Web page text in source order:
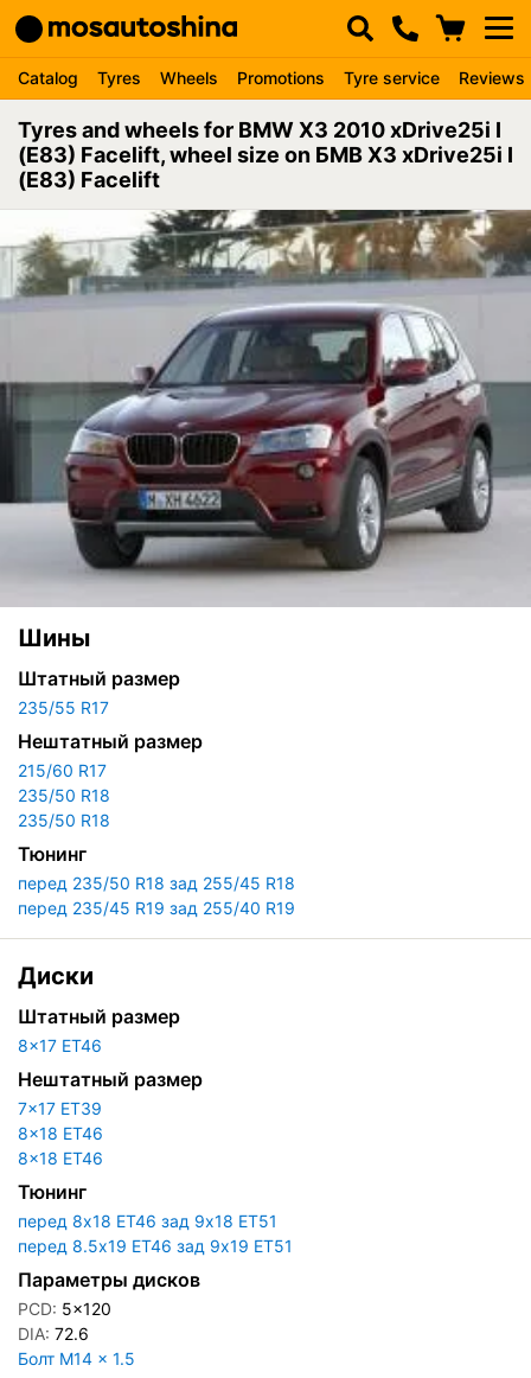
Catalog Tyres Wheels Promotions Tyre service Reviews
Tyres and wheels for BMW X3 2010 xDrive25i I
(E83) Facelift, wheel size on БМВ Х3 xDrive25i I
(E83) Facelift
Шины
Штатный размер
235/55 R17
Нештатный размер
215/60 R17
235/50 R18
235/50 R18
Тюнинг
перед 235/50 R18 зад 255/45 R18
перед 235/45 R19 зад 255/40 R19
Диски
Штатный размер
8x17 ET46
Нештатный размер
7x17 ET39
8x18 ET46
8x18 ET46
Тюнинг
перед 8x18 ET46 зад 9x18 ET51
перед 8.5x19 ET46 зад 9x19 ET51
Параметры дисков
PCD: 5x120
DIA: 72.6
Болт M14 × 1.5